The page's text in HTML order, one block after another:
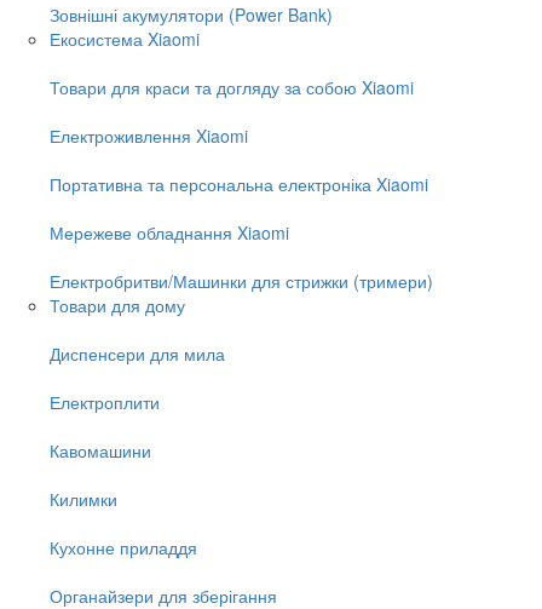
Зовнішні акумулятори (Power Bank)
Екосистема Xiaomi
Товари для краси та догляду за собою Xiaomi
Електроживлення Xiaomi
Портативна та персональна електроніка Xiaomi
Мережеве обладнання Xiaomi
Електробритви/Машинки для стрижки (тримери)
Товари для дому
Диспенсери для мила
Електроплити
Кавомашини
Килимки
Кухонне приладдя
Органайзери для зберігання